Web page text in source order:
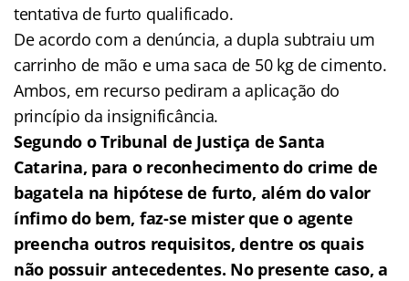
tentativa de furto qualificado.
De acordo com a denúncia, a dupla subtraiu um
carrinho de mão e uma saca de 50 kg de cimento.
Ambos, em recurso pediram a aplicação do
princípio da insignificância.
Segundo o Tribunal de Justiça de Santa
Catarina, para o reconhecimento do crime de
bagatela na hipótese de furto, além do valor
ínfimo do bem, faz-se mister que o agente
preencha outros requisitos, dentre os quais
não possuir antecedentes. No presente caso, a